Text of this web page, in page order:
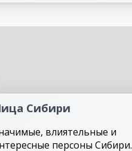
Сибири
влиятельные и
персоны Сибири.